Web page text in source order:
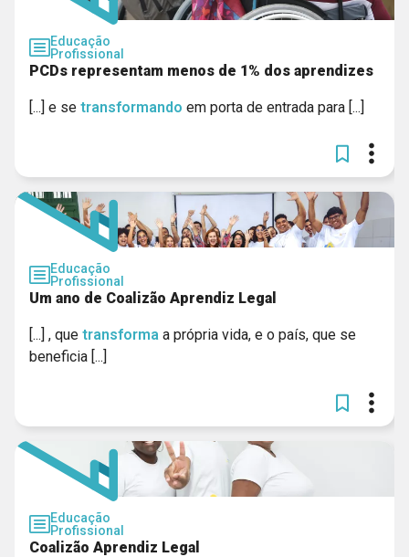
Educação
Profissional
PCDs representam menos de 1% dos aprendizes
[...] e se transformando em porta de entrada para [...]
Educação
Profissional
Um ano de Coalizão Aprendiz Legal
[...] , que transforma a própria vida, e o país, que se
beneficia [...]
Educação
Profissional
Coalizão Aprendiz Legal